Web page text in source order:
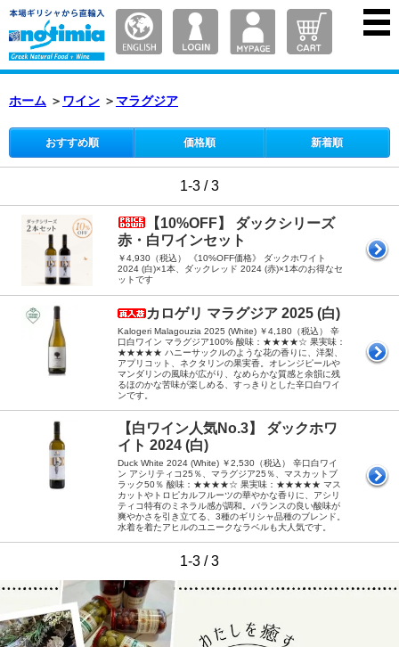
ホーム ＞ ワイン ＞ マラグジア
おすすめ順 価格順 新着順
1-3 / 3
【10%OFF】 ダックシリーズ
赤・白ワインセット
￥4,930（税込） 《10%OFF価格》 ダックホワイト
2024 (白)×1本、ダックレッド 2024 (赤)×1本のお得なセ
ットです
カロゲリ マラグジア 2025 (白)
Kalogeri Malagouzia 2025 (White) ￥4,180（税込） 辛
口白ワイン マラグジア100% 酸味：★★★★☆ 果実味：
★★★★★ ハニーサックルのような花の香りに、洋梨、
アプリコット、ネクタリンの果実香。オレンジピールや
マンダリンの風味が広がり、なめらかな質感と余韻に残
るほのかな苦味が楽しめる、すっきりとした辛口白ワイ
ンです。
【白ワイン人気No.3】 ダックホワ
イト 2024 (白)
Duck White 2024 (White) ￥2,530（税込） 辛口白ワイ
ン アシリティコ25％、マラグジア25％、マスカットブ
ラック50％ 酸味：★★★★☆ 果実味：★★★★★ マス
カットやトロピカルフルーツの華やかな香りに、アシリ
ティコ特有のミネラル感が調和。バランスの良い酸味が
爽やかさを引き立てる、3種のギリシャ品種のブレンド。
水着を着たアヒルのユニークなラベルも大人気です。
1-3 / 3